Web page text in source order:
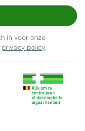
in voor onze
privacy policy.